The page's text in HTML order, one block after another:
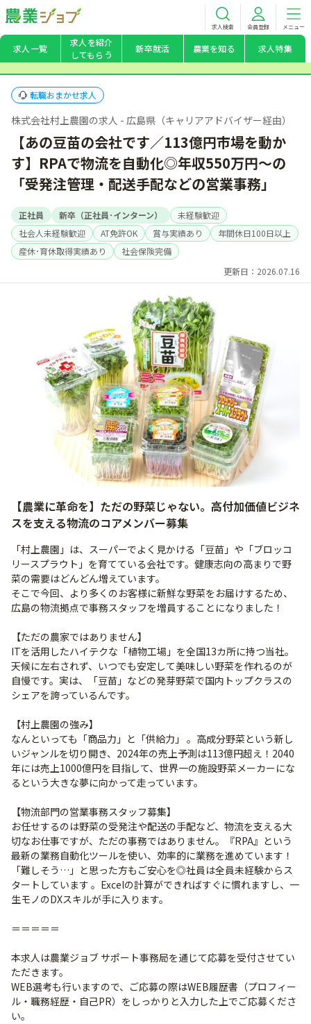
求人検索 会員登録 メニュー
求人一覧
求人を紹介
してもらう
新卒就活 農業を知る 求人特集
転職おまかせ求人
株式会社村上農園の求人 - 広島県（キャリアアドバイザー経由）
【あの豆苗の会社です／113億円市場を動か
す】RPAで物流を自動化◎年収550万円～の
「受発注管理・配送手配などの営業事務」
正社員 新卒（正社員･インターン）
未経験歓迎
社会人未経験歓迎
AT免許OK 賞与実績あり
年間休日100日以上
産休･育休取得実績あり
社会保険完備
更新日：2026.07.16
【農業に革命を】ただの野菜じゃない。高付加価値ビジネ
スを支える物流のコアメンバー募集
「村上農園」は、スーパーでよく見かける「豆苗」や「ブロッコ
リースプラウト」を育てている会社です。健康志向の高まりで野
菜の需要はどんどん増えています。
そこで今回、より多くのお客様に新鮮な野菜をお届けするため、
広島の物流拠点で事務スタッフを増員することになりました！
【ただの農家ではありません】
ITを活用したハイテクな「植物工場」を全国13カ所に持つ当社。
天候に左右されず、いつでも安定して美味しい野菜を作れるのが
自慢です。実は、「豆苗」などの発芽野菜で国内トップクラスの
シェアを誇っているんです。
【村上農園の強み】
なんといっても「商品力」と「供給力」 。高成分野菜という新し
いジャンルを切り開き、2024年の売上予測は113億円超え！2040
年には売上1000億円を目指して、世界一の施設野菜メーカーにな
るという大きな夢に向かって走っています。
【物流部門の営業事務スタッフ募集】
お任せするのは野菜の受発注や配送の手配など、物流を支える大
切なお仕事ですが、ただの事務ではありません。『RPA』という
最新の業務自動化ツールを使い、効率的に業務を進めています！
「難しそう…」と思った方もご安心を◎社員は全員未経験からス
タートしています 。Excelの計算ができればすぐに慣れますし、一
生モノのDXスキルが手に入ります。
＝＝＝＝＝
本求人は農業ジョブ サポート事務局を通じて応募を受付させてい
ただきます。
WEB選考も行いますので、ご応募の際はWEB履歴書（プロフィー
ル・職務経歴・自己PR）をしっかりと入力した上でご応募くださ
い。